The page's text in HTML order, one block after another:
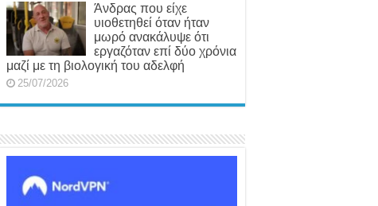
Άνδρας που είχε
υιοθετηθεί όταν ήταν
μωρό ανακάλυψε ότι
εργαζόταν επί δύο χρόνια
μαζί με τη βιολογική του αδελφή
25/07/2026